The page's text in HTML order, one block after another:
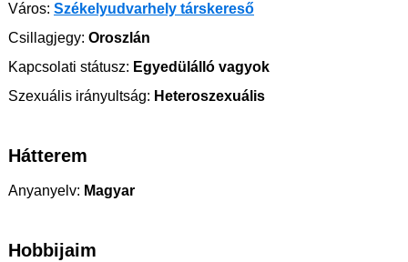
Város: Székelyudvarhely társkereső
Csillagjegy: Oroszlán
Kapcsolati státusz: Egyedülálló vagyok
Szexuális irányultság: Heteroszexuális
Hátterem
Anyanyelv: Magyar
Hobbijaim